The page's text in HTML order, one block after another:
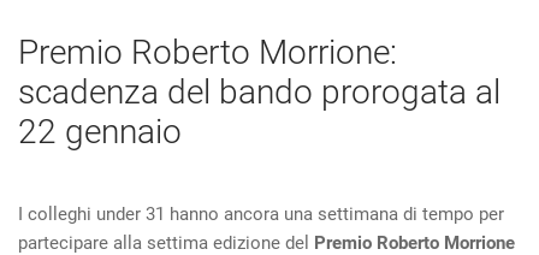
Premio Roberto Morrione:
scadenza del bando prorogata al
22 gennaio
I colleghi under 31 hanno ancora una settimana di tempo per
partecipare alla settima edizione del Premio Roberto Morrione